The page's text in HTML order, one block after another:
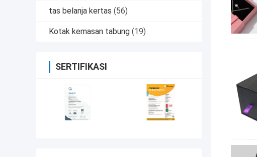
tas belanja kertas (56)
Kotak kemasan tabung (19)
SERTIFIKASI